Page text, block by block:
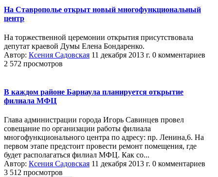
На Ставрополье открыт новый многофункциональный
центр
На торжественной церемонии открытия присутствовала
депутат краевой Думы Елена Бондаренко.
Автор: Ксения Садовская 11 декабря 2013 г. 0 комментариев
2 572 просмотров
В каждом районе Барнаула планируется открытие
филиала МФЦ
Глава администрации города Игорь Савинцев провел
совещание по организации работы филиала
многофункционального центра по адресу: пр. Ленина,6. На
первом этапе предстоит провести ремонт помещения, где
будет располагаться филиал МФЦ. Как со...
Автор: Ксения Садовская 11 декабря 2013 г. 0 комментариев
3 512 просмотров